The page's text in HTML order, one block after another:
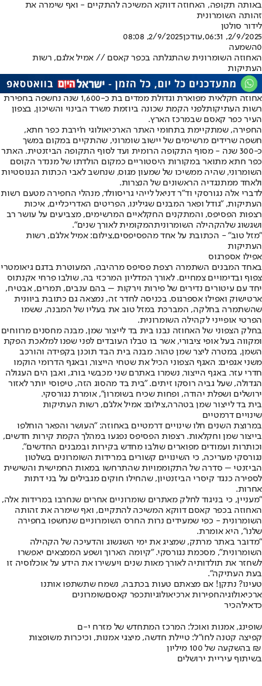
באותה תקופה, האחוזה דווקא המשיכה להתקיים - ואף שימרה את
זהותה השומרונית
לידור סולטן
2/9/2025, 06:31
,עודכן2/9/2025, 08:08
0השמעה
האחוזה השומרונית שהתגלתה בכפר קאסם // אמיל אלגם, רשות
העתיקות
אחוזה חקלאית מפוארת וגדולת ממדים בת כ-1,600 שנה נחשפה ב
חפירת
רשות העתיקותלפני הקמת שכונה ביוזמת משרד הבינוי והשיכון, בצפון
העיר כפר קאסם שבמרכז הארץ.
החפירה, שמתקיימת בתחומי האתר הארכיאולוגי ח'ירבת כפר חתא,
חשפה שרידים מרשימים של יישוב שומרוני, שהתקיים במקום במשך
כ-300 שנה - מסוף התקופה הרומית ועד לסוף התקופה הביזנטית. האתר
כפר חתא מתואר במקורות היסטוריים כמקום הולדתו של מננדר הקוסם
השומרוני, שהיה ממשיכו של שמעון מגוס, שנחשב לאבי הכתות הגנוסטיות
ולאחד ממתנגדיה הראשונים של הנצרות.
לדברי אלה נגורסקי וד"ר דניאל לייהי גריסוולד, מנהלי החפירה מטעם רשות
העתיקות, "גודל ופאר המבנים שגילינו, הפריטים האדריכליים, איכות
רצפות הפסיפס, והמתקנים החקלאיים המרשימים, מצביעים על עושר רב
ושגשוג שלהקהילה השומרוניתהמקומית לאורך שנים".
"מזל טוב" - הכתובת על אחד מהפסיפסים,צילום: אמיל אלג'ם, רשות
העתיקות
אפילו אספרגוס
באחד המבנים השתמרה רצפת פסיפס מרהיבה, המעוטרת בדגם גיאומטרי
צפוף ובדימויים צמחיים. לאורך המדליון המרכזי בה, שולבו פרחי אקנתוס
יחד עם עיטורים נדירים של פירות וירקות – בהם ענבים, תמרים, אבטיח,
ארטישוק ואפילו אספרגוס. בכניסה לחדר זה, נמצאה גם כתובת ביוונית
שהשתמרה בחלקה, המברכת במזל טוב את בעליו של המבנה, ששמו
הפרטי אופייני לקהילה השומרונית.
בחלק הצפוני של האחוזה נבנו בית בד לייצור שמן, מבנה מחסנים מרווחים
ומקווה בעל אופי ציבורי, אשר בו טבלו העובדים לפני שפנו למלאכת הפקת
השמן, במטרה ליצר שמן טהור. מבנה בית הבד תוכנן בקפידה והורכב
משני אגפים: האגף הצפוני הכיל את שטחי הייצור, ובאגף הדרומי הוקמו
חדרי עזר. באגף הייצור, נשמרו באתרם שני מכבשי בורג, ואבן הים העגולה
הגדולה, שעל גביה רוסקו זיתים. "בית בד מהסוג הזה, טיפוסי יותר לאזור
ירושלים ושפלת יהודה, ופחות שכיח בשומרון", אומרת נגורסקי.
בית בד לייצור שמן בטהרה,צילום: אמיל אלג'ם, רשות העתיקות
שינויים דרמטיים
במרוצת השנים חלו שינויים דרמטיים באחוזה: "העושר והפאר הוחלפו
בייצור שמן וחקלאות. רצפות הפסיפס נפגעו במהלך הקמת קירות חדשים,
וכותרות ועמודים מפוארים שולבו מחדש בקירות ובמבנים החדשים".
נגורסקי מעריכה, כי השינויים קשורים במרידות השומרונים בשלטון
הביזנטי – סדרה של התקוממויות שהתרחשו במאות החמישית והשישית
לספירה כנגד קיסרי הביזנטיון, שהחילו חוקים מגבילים על בני דתות
אחרות.
"מעניין, כי בניגוד לחלק מאתרים שומרוניים אחרים שנחרבו במרידות אלה,
האחוזה בכפר קאסם דווקא המשיכה להתקיים, ואף שימרה את זהותה
השומרונית - כפי שמעידים נרות החרס השומרוניים שנחשפו בחפירה
שלנו", היא אומרת.
"מדובר באתר מרתק, שמציג את ימי השגשוג והדעיכה של הקהילה
השומרונית", מסכמת נגורסקי. "קיומה הארוך ושפע הממצאים יאפשרו
לשחזר את תולדותיה לאורך מאות שנים ויעשירו את הידע על אוכלוסיה זו
בעת העתיקה".
טעינו? נתקן! אם מצאתם טעות בכתבה, נשמח שתשתפו אותנו
ארכיאולוגיהחפירות ארכיאולוגיותכפר קאסםשומרונים
כדאילהכיר
שופינג, אמנות ואוכל: המרכז המתחדש של מזרח י-ם
קפיצה קטנה לחו"ל: טיילת חדשה, מיצגי אמנות, וכיכרות משופצות
בהשקעה של 100 מיליון ₪
בשיתוף עיריית ירושלים